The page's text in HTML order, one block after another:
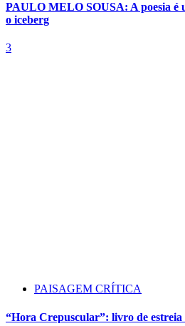
PAULO MELO SOUSA: A poesia é
o iceberg
3
PAISAGEM CRÍTICA
“Hora Crepuscular”: livro de